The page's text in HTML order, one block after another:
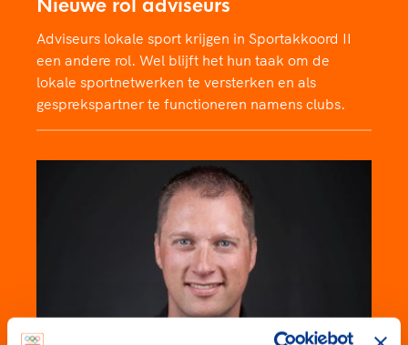
Nieuwe rol adviseurs
Adviseurs lokale sport krijgen in Sportakkoord II
een andere rol. Wel blijft het hun taak om de
lokale sportnetwerken te versterken en als
gesprekspartner te functioneren namens clubs.